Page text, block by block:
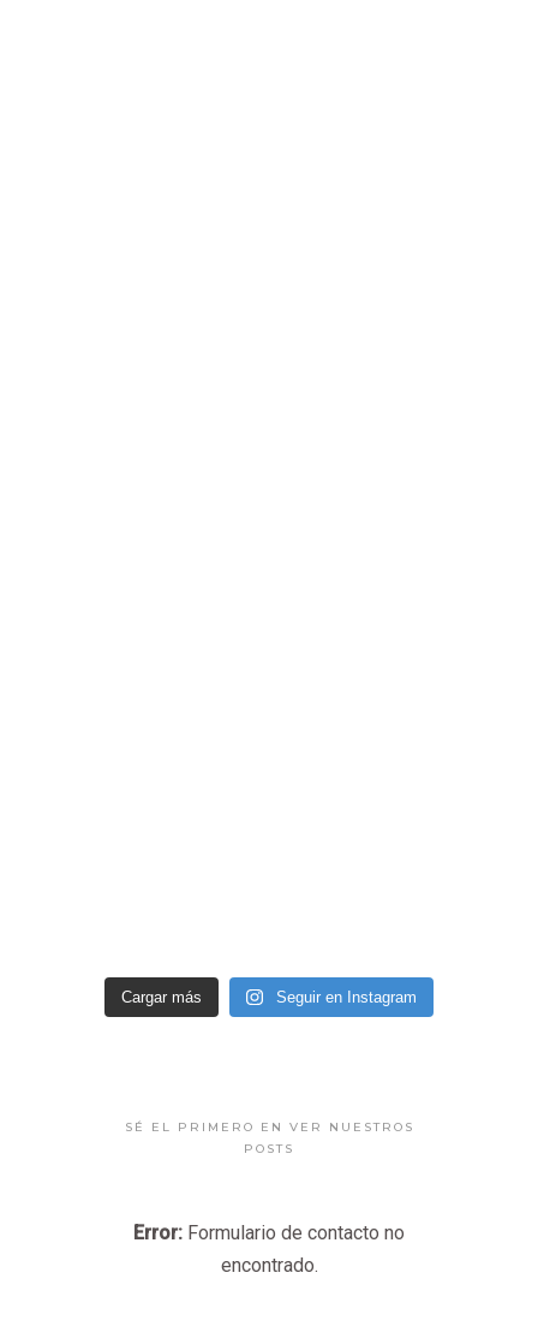
Cargar más Seguir en Instagram
SÉ EL PRIMERO EN VER NUESTROS
POSTS
Error: Formulario de contacto no
encontrado.